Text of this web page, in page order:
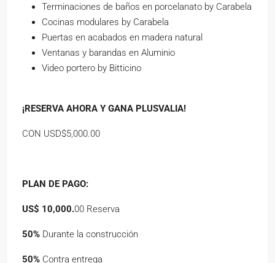
Terminaciones de baños en porcelanato by Carabela
Cocinas modulares by Carabela
Puertas en acabados en madera natural
Ventanas y barandas en Aluminio
Video portero by Bitticino
¡RESERVA AHORA Y GANA PLUSVALIA!
CON USD$5,000.00
PLAN DE PAGO:
US$ 10,000.00 Reserva
50% Durante la construcción
50% Contra entrega